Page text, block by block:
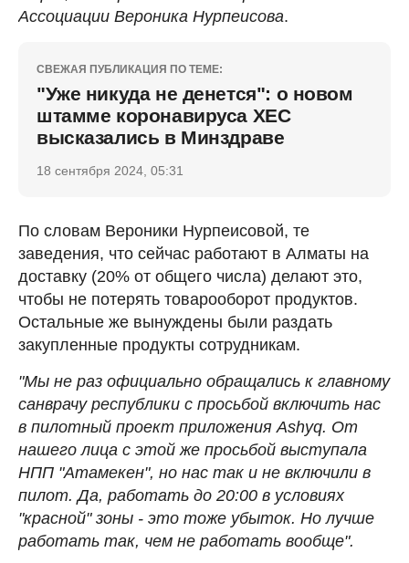
Ассоциации Вероника Нурпеисова.
СВЕЖАЯ ПУБЛИКАЦИЯ ПО ТЕМЕ:
"Уже никуда не денется": о новом
штамме коронавируса ХЕС
высказались в Минздраве
18 сентября 2024, 05:31
По словам Вероники Нурпеисовой, те
заведения, что сейчас работают в Алматы на
доставку (20% от общего числа) делают это,
чтобы не потерять товарооборот продуктов.
Остальные же вынуждены были раздать
закупленные продукты сотрудникам.
"Мы не раз официально обращались к главному
санврачу республики с просьбой включить нас
в пилотный проект приложения Ashyq. От
нашего лица с этой же просьбой выступала
НПП "Атамекен", но нас так и не включили в
пилот. Да, работать до 20:00 в условиях
"красной" зоны - это тоже убыток. Но лучше
работать так, чем не работать вообще".